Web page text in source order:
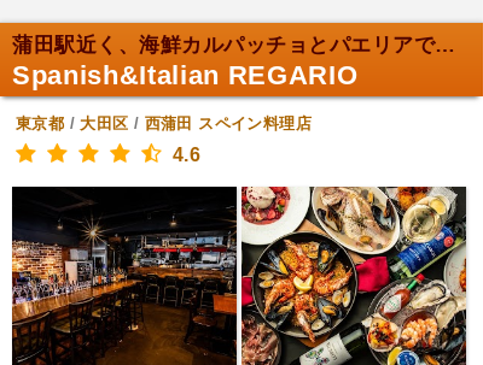
蒲田駅近く、海鮮カルパッチョとパエリアで特別な記念...
Spanish&Italian REGARIO
東京都 /大田区 / 西蒲田 スペイン料理店
4.6